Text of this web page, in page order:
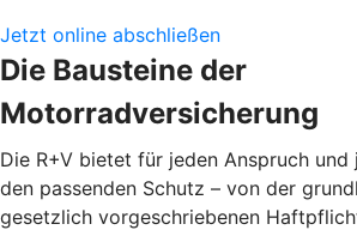
Jetzt online abschließen
Die Bausteine der
Motorradversicherung
Die R+V bietet für jeden Anspruch und
den passenden Schutz – von der
gesetzlich vorgeschriebenen